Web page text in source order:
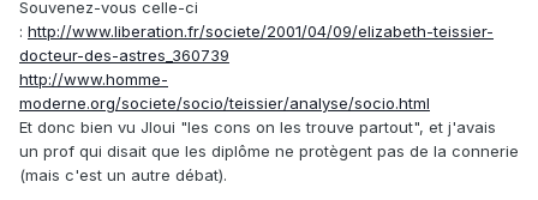
Souvenez-vous celle-ci
: http://www.liberation.fr/societe/2001/04/09/elizabeth-teissier-
docteur-des-astres_360739
http://www.homme-
moderne.org/societe/socio/teissier/analyse/socio.html
Et donc bien vu Jloui "les cons on les trouve partout", et j'avais
un prof qui disait que les diplôme ne protègent pas de la connerie
(mais c'est un autre débat).